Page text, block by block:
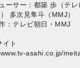
ーサー：都築 歩（テ
） 多次見隼斗（MMJ）
：テレビ朝日・MMJ
イト
asahi.co.jp/